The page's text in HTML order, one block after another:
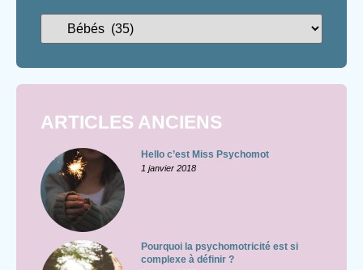
ARTICLES ANCIENS
Hello c’est Miss Psychomot
1 janvier 2018
Pourquoi la psychomotricité est si
complexe à définir ?